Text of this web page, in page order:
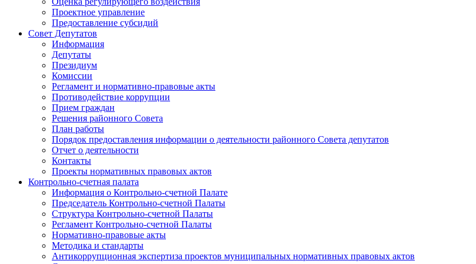
Проектное управление
Предоставление субсидий
Совет Депутатов
Информация
Депутаты
Президиум
Комиссии
Регламент и нормативно-правовые акты
Противодействие коррупции
Прием граждан
Решения районного Совета
План работы
Порядок предоставления информации о деятельности районного Совета депутатов
Отчет о деятельности
Контакты
Проекты нормативных правовых актов
Контрольно-счетная палата
Информация о Контрольно-счетной Палате
Председатель Контрольно-счетной Палаты
Структура Контрольно-счетной Палаты
Регламент Контрольно-счетной Палаты
Нормативно-правовые акты
Методика и стандарты
Антикоррупционная экспертиза проектов муниципальных нормативных правовых актов